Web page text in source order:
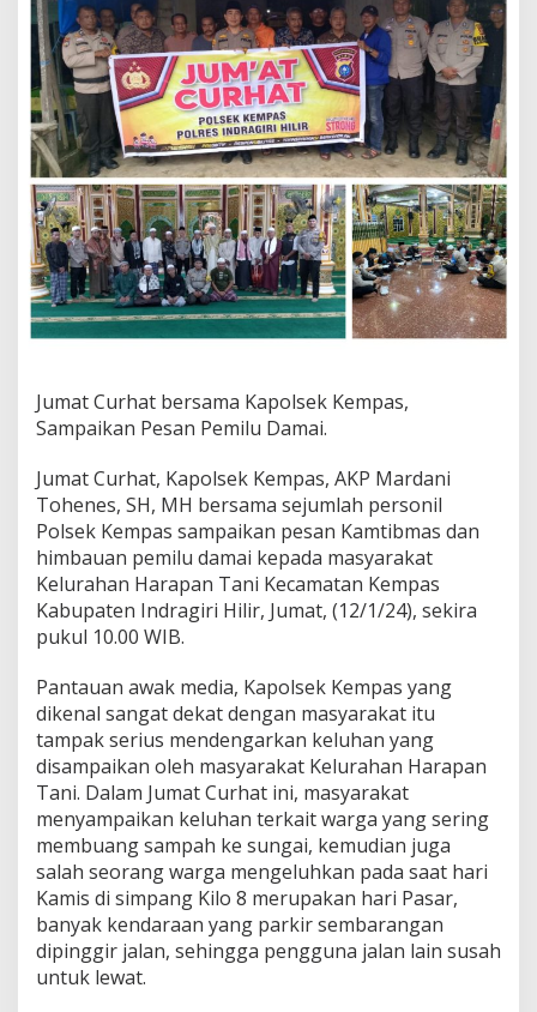
u
d
u
l
Jumat Curhat bersama Kapolsek Kempas,
Sampaikan Pesan Pemilu Damai.
Jumat Curhat, Kapolsek Kempas, AKP Mardani
Tohenes, SH, MH bersama sejumlah personil
Polsek Kempas sampaikan pesan Kamtibmas dan
himbauan pemilu damai kepada masyarakat
Kelurahan Harapan Tani Kecamatan Kempas
Kabupaten Indragiri Hilir, Jumat, (12/1/24), sekira
pukul 10.00 WIB.
Pantauan awak media, Kapolsek Kempas yang
dikenal sangat dekat dengan masyarakat itu
tampak serius mendengarkan keluhan yang
disampaikan oleh masyarakat Kelurahan Harapan
Tani. Dalam Jumat Curhat ini, masyarakat
menyampaikan keluhan terkait warga yang sering
membuang sampah ke sungai, kemudian juga
salah seorang warga mengeluhkan pada saat hari
Kamis di simpang Kilo 8 merupakan hari Pasar,
banyak kendaraan yang parkir sembarangan
dipinggir jalan, sehingga pengguna jalan lain susah
untuk lewat.